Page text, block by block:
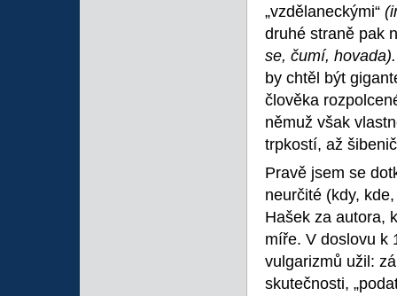
„vzdělaneckými“
druhé straně pak
se, čumí,
by chtěl být
člověka
němuž však
trpkostí, až
Pravě jsem se
neurčité (kdy,
Hašek za autora,
míře. V doslovu k
vulgarizmů užil:
skutečnosti,